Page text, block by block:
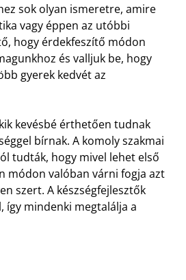
sok olyan ismeretre, amire
vagy éppen az utóbbi
hogy érdekfeszítő módon
és valljuk be, hogy
gyerek kedvét az
kevésbé érthetően tudnak
bírnak. A komoly szakmai
tudták, hogy mivel lehet első
módon valóban várni fogja azt
szert. A készségfejlesztők
mindenki megtalálja a